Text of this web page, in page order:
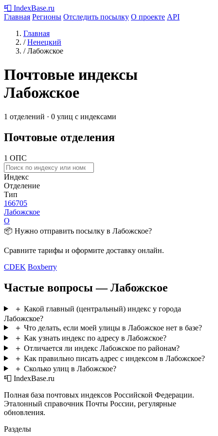
📮 IndexBase.ru
Главная Регионы Отследить посылку О проекте API
Главная
/ Ненецкий
/ Лабожское
Почтовые индексы
Лабожское
1 отделений · 0 улиц с индексами
Почтовые отделения
1 ОПС
Индекс
Отделение
Тип
166705
Лабожское
О
📦 Нужно отправить посылку в Лабожское?
Сравните тарифы и оформите доставку онлайн.
CDEK Boxberry
Частые вопросы — Лабожское
＋ Какой главный (центральный) индекс у города
Лабожское?
＋ Что делать, если моей улицы в Лабожское нет в базе?
＋ Как узнать индекс по адресу в Лабожское?
＋ Отличается ли индекс Лабожское по районам?
＋ Как правильно писать адрес с индексом в Лабожское?
＋ Сколько улиц в Лабожское?
📮 IndexBase.ru
Полная база почтовых индексов Российской Федерации.
Эталонный справочник Почты России, регулярные
обновления.
Разделы